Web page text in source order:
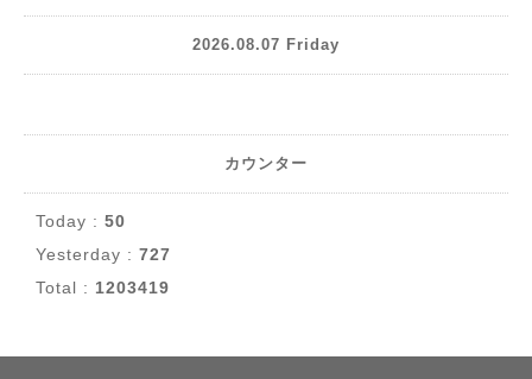
2026.08.07 Friday
カウンター
Today : 50
Yesterday : 727
Total : 1203419